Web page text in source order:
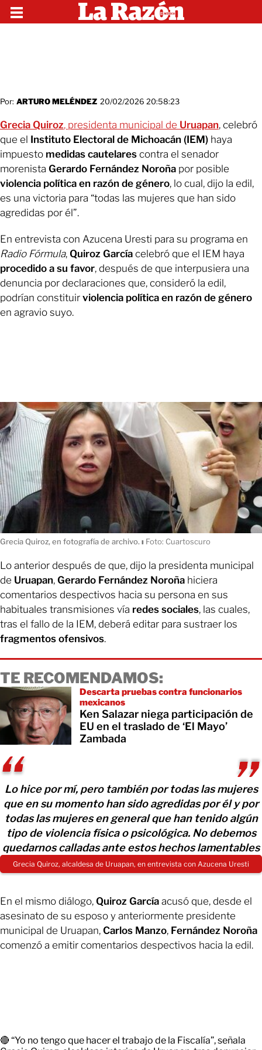
Por: ARTURO MELÉNDEZ 20/02/2026 20:58:23
Grecia Quiroz, presidenta municipal de Uruapan, celebró
que el Instituto Electoral de Michoacán (IEM) haya
impuesto medidas cautelares contra el senador
morenista Gerardo Fernández Noroña por posible
violencia política en razón de género, lo cual, dijo la edil,
es una victoria para “todas las mujeres que han sido
agredidas por él”.
En entrevista con Azucena Uresti para su programa en
Radio Fórmula, Quiroz García celebró que el IEM haya
procedido a su favor, después de que interpusiera una
denuncia por declaraciones que, consideró la edil,
podrían constituir violencia política en razón de género
en agravio suyo.
Grecia Quiroz, en fotografía de archivo. ı Foto: Cuartoscuro
Lo anterior después de que, dijo la presidenta municipal
de Uruapan, Gerardo Fernández Noroña hiciera
comentarios despectivos hacia su persona en sus
habituales transmisiones vía redes sociales, las cuales,
tras el fallo de la IEM, deberá editar para sustraer los
fragmentos ofensivos.
TE RECOMENDAMOS:
Descarta pruebas contra funcionarios
mexicanos
Ken Salazar niega participación de
EU en el traslado de ‘El Mayo’
Zambada
Lo hice por mí, pero también por todas las mujeres
que en su momento han sido agredidas por él y por
todas las mujeres en general que han tenido algún
tipo de violencia física o psicológica. No debemos
quedarnos calladas ante estos hechos lamentables
Grecia Quiroz, alcaldesa de Uruapan, en entrevista con Azucena Uresti
En el mismo diálogo, Quiroz García acusó que, desde el
asesinato de su esposo y anteriormente presidente
municipal de Uruapan, Carlos Manzo, Fernández Noroña
comenzó a emitir comentarios despectivos hacia la edil.
🔴 “Yo no tengo que hacer el trabajo de la Fiscalía”, señala